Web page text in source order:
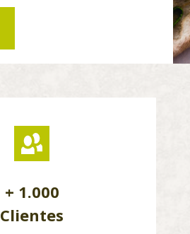
+ 1.000
Clientes